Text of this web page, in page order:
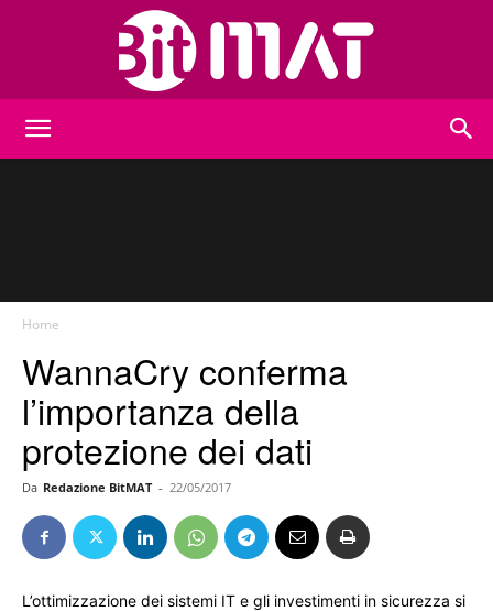
Home
WannaCry conferma
l’importanza della
protezione dei dati
Da Redazione BitMAT - 22/05/2017
L’ottimizzazione dei sistemi IT e gli investimenti in sicurezza si